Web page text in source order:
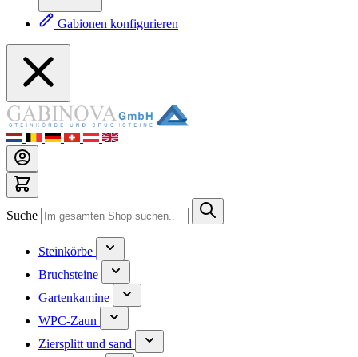
Gabionen konfigurieren
Suche
Steinkörbe
Bruchsteine
Gartenkamine
WPC-Zaun
Ziersplitt und sand